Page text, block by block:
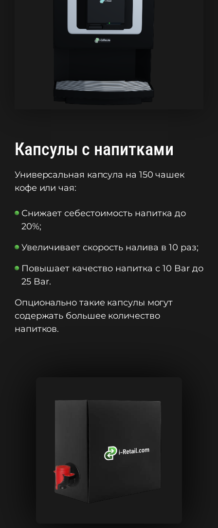
Капсулы с напитками
Универсальная капсула на 150 чашек
кофе или чая:
Снижает себестоимость напитка до
20%;
Увеличивает скорость налива в 10 раз;
Повышает качество напитка с 10 Bar до
25 Bar.
Опционально такие капсулы могут
содержать большее количество
напитков.